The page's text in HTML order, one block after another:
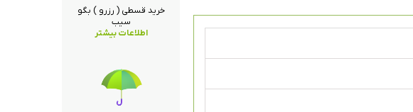
خرید قسطی ( رزرو ) بگو
سیب
اطلاعات بیشتر